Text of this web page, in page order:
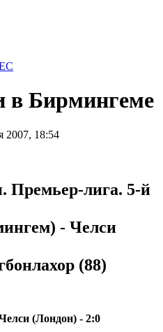
в Бирмингеме
2007, 18:54
Премьер-лига. 5-й
- Челси
(88)
(Лондон) - 2:0